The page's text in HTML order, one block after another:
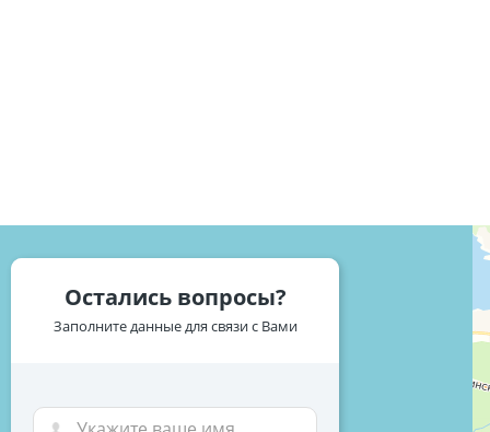
Остались вопросы?
Заполните данные для связи с Вами